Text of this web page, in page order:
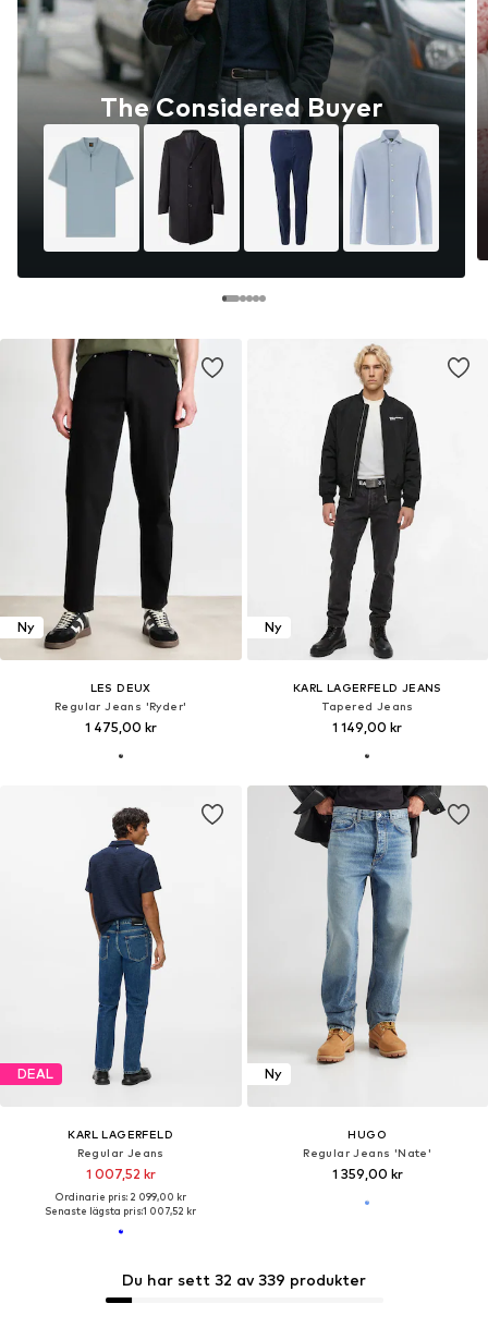
The Considered Buyer
Ny
LES DEUX
Regular Jeans 'Ryder'
1 475,00 kr
Ny
KARL LAGERFELD JEANS
Tapered Jeans
1 149,00 kr
DEAL
KARL LAGERFELD
Regular Jeans
1 007,52 kr
Ordinarie pris: 2 099,00 kr
Senaste lägsta pris:1 007,52 kr
Ny
HUGO
Regular Jeans 'Nate'
1 359,00 kr
Du har sett 32 av 339 produkter